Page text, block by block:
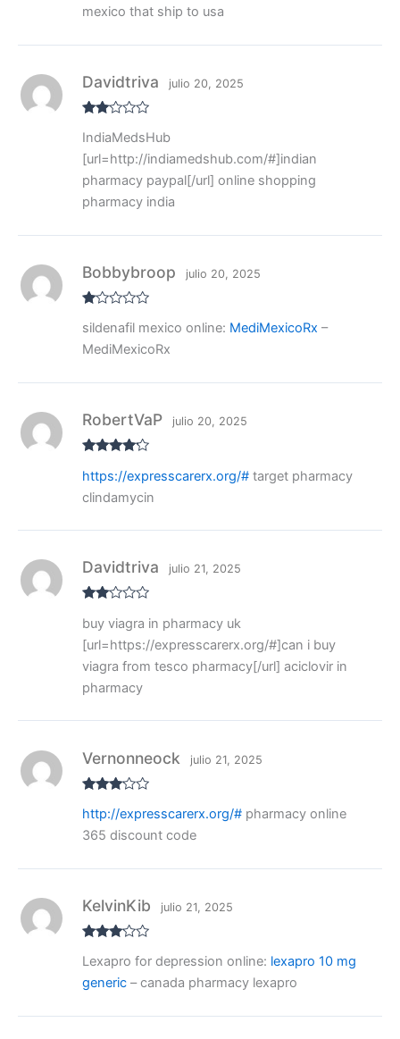
mexico that ship to usa
rado
con
2de
5
Davidtriva julio 20, 2025
IndiaMedsHub
[url=http://indiamedshub.com/#]indian
pharmacy paypal[/url] online shopping
pharmacy india
al
or
ad
co
de
5
Bobbybroop julio 20, 2025
sildenafil mexico online: MediMexicoRx –
MediMexicoRx
con4de
RobertVaP julio 20, 2025
https://expresscarerx.org/#target pharmacy
clindamycin
rado
con
2de
5
Davidtriva julio 21, 2025
buy viagra in pharmacy uk
[url=https://expresscarerx.org/#]can i buy
viagra from tesco pharmacy[/url] aciclovir in
pharmacy
do con
3 de 5
Vernonneock julio 21, 2025
http://expresscarerx.org/#pharmacy online
365 discount code
do con
KelvinKib julio 21, 2025
Lexapro for depression online: lexapro 10 mg
generic– canada pharmacy lexapro